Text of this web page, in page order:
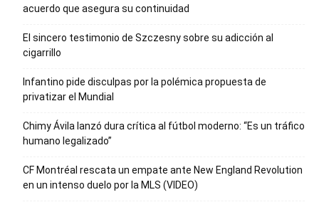
acuerdo que asegura su continuidad
El sincero testimonio de Szczesny sobre su adicción al
cigarrillo
Infantino pide disculpas por la polémica propuesta de
privatizar el Mundial
Chimy Ávila lanzó dura crítica al fútbol moderno: “Es un tráfico
humano legalizado”
CF Montréal rescata un empate ante New England Revolution
en un intenso duelo por la MLS (VIDEO)